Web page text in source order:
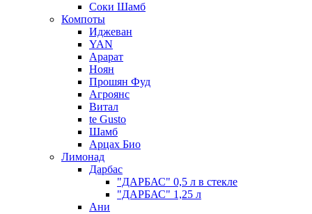
Соки Шамб
Компоты
Иджеван
YAN
Арарат
Ноян
Прошян Фуд
Агроянс
Витал
te Gusto
Шамб
Арцах Био
Лимонад
Дарбас
"ДАРБАС" 0,5 л в стекле
"ДАРБАС" 1,25 л
Ани